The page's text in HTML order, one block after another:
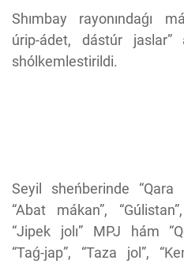
Shımbay rayonındaǵı
úrip-ádet, dástúr jaslar”
shólkemlestirildi.
Seyil sheńberinde “Qara
“Abat mákan”,
“Jipek jolı” MPJ hám
“Taǵ-jap”, “Taza jol”,